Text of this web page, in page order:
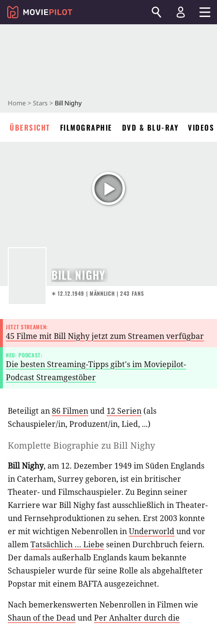
Home Stars Bill Nighy
ÜBERSICHT FILMOGRAPHIE DVD & BLU-RAY VIDEOS
BILL NIGHY
✶ 12.12.1949 | MÄNNLICH | 243 FANS
JETZT STREAMEN:
45 Filme mit Bill Nighy jetzt zum Streamen verfügbar
NEU: PODCAST:
Die besten Streaming-Tipps gibt's im Moviepilot-
Podcast Streamgestöber
Beteiligt an86 Filmenund 12 Serien (als
Schauspieler/in, Produzent/in, Lied, ...)
Komplette Biographie zu Bill Nighy
Bill Nighy, am 12. Dezember 1949 im Süden Englands
in Caterham, Surrey geboren, ist ein britischer
Theater- und Filmschauspieler. Zu Beginn seiner
Karriere war Bill Nighy fast ausschließlich in Theater-
und Fernsehproduktionen zu sehen. Erst 2003 konnte
er mit wichtigen Nebenrollen inUnderworldund vor
allemTatsächlich … Liebe seinen Durchbruch feiern.
Der damals außerhalb Englands kaum bekannte
Schauspieler wurde für seine Rolle als abgehalfteter
Popstar mit einem BAFTA ausgezeichnet.
Nach bemerkenswerten Nebenrollen in Filmen wie
Shaun of the DeadundPer Anhalter durch die